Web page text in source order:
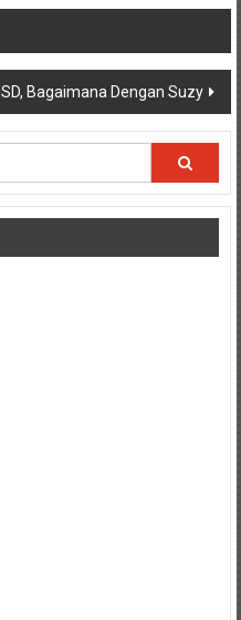
Bagaimana Dengan Suzy